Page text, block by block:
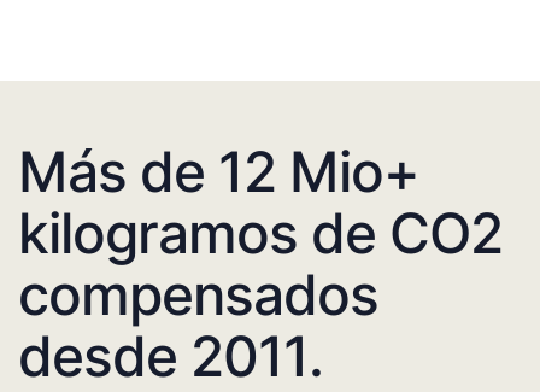
Más de 12 Mio+
kilogramos de CO2
compensados
desde 2011.